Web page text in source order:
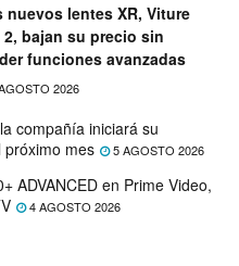
nuevos lentes XR, Viture
2, bajan su precio sin
funciones avanzadas
2026
compañía iniciará su
próximo mes
5 AGOSTO 2026
ADVANCED en Prime Video,
4 AGOSTO 2026